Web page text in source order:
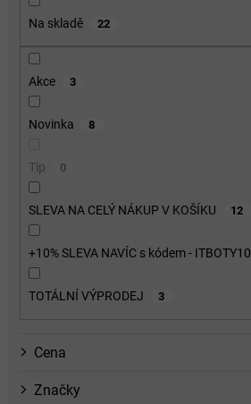
Na skladě 22
Akce 3
Novinka 8
Tip 0
SLEVA NA CELÝ NÁKUP V KOŠÍKU 12
+10% SLEVA NAVÍC s kódem - ITBOTY10
TOTÁLNÍ VÝPRODEJ 3
Cena
Značky